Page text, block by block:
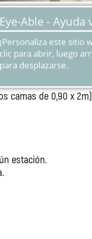
camas de 0,90 x 2m)
estación.